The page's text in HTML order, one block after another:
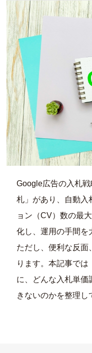
Google広告の入札
札」があり、自動入
ョン（CV）数の最
化し、運用の手間を
ただし、便利な反面
ります。本記事で
に、どんな入札単価
きないのかを整理し